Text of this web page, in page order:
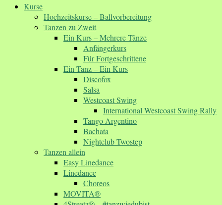
Kurse
Hochzeitskurse – Ballvorbereitung
Tanzen zu Zweit
Ein Kurs – Mehrere Tänze
Anfängerkurs
Für Fortgeschrittene
Ein Tanz – Ein Kurs
Discofox
Salsa
Westcoast Swing
International Westcoast Swing Rally
Tango Argentino
Bachata
Nightclub Twostep
Tanzen allein
Easy Linedance
Linedance
Choreos
MOVITA®